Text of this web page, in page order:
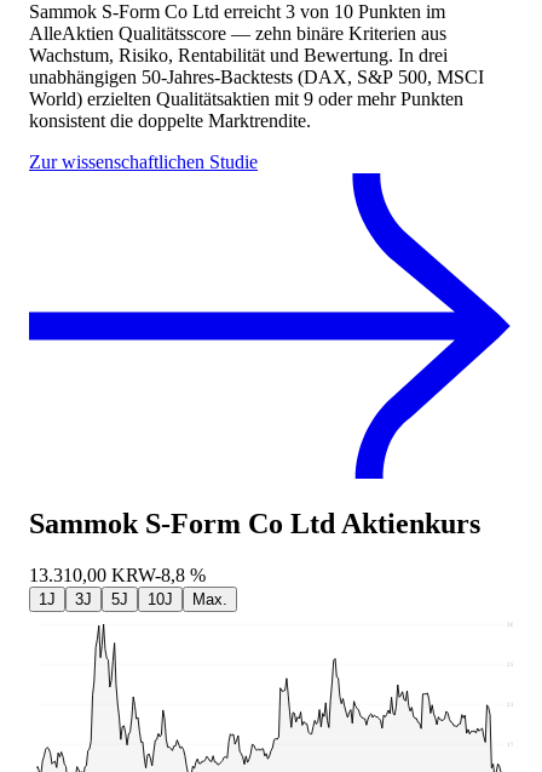
Sammok S-Form Co Ltd erreicht 3 von 10 Punkten im
AlleAktien Qualitätsscore — zehn binäre Kriterien aus
Wachstum, Risiko, Rentabilität und Bewertung. In drei
unabhängigen 50-Jahres-Backtests (DAX, S&P 500, MSCI
World) erzielten Qualitätsaktien mit 9 oder mehr Punkten
konsistent die doppelte Marktrendite.
Zur wissenschaftlichen Studie
Sammok S-Form Co Ltd Aktienkurs
13.310,00 KRW-8,8 %
1J 3J 5J 10J Max.
17.200
21.550
25.900
30.250